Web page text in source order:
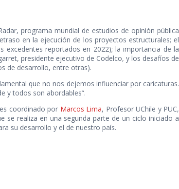
programa mundial de estudios de opinión pública
en la ejecución de los proyectos estructurales; el
excedentes reportados en 2022); la importancia de la
presidente ejecutivo de Codelco, y los desafíos de
de desarrollo, entre otras).
que no nos dejemos influenciar por caricaturas.
y todos son abordables”.
coordinado por Marcos Lima, Profesor UChile y PUC,
se realiza en una segunda parte de un ciclo iniciado a
su desarrollo y el de nuestro país.